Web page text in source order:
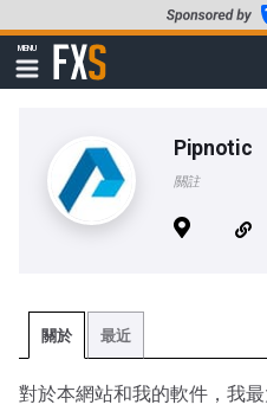
至
要
MENU
顯
示
FXStreet
Pipnotic
關註
關於 最近
對於本網站和我的軟件，我